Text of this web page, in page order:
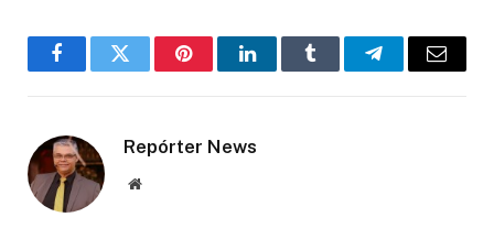
FacebookTwitter PinterestLinkedInTumblr TelegramEmail
Repórter News
Website